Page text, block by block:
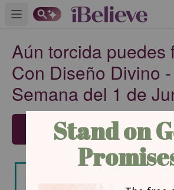
Open main menu
Aún torcida puedes
Con Diseño Divino
Semana del 1 de
SUBSCRIBE